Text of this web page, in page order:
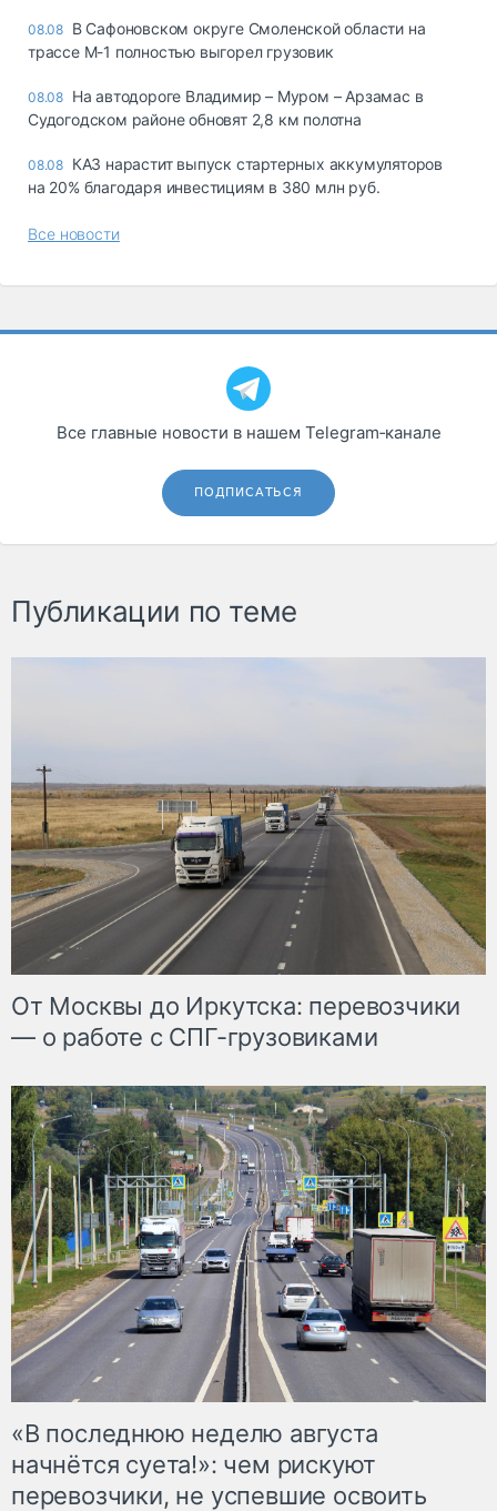
08.08 В Сафоновском округе Смоленской области на
трассе М-1 полностью выгорел грузовик
08.08 На автодороге Владимир – Муром – Арзамас в
Судогодском районе обновят 2,8 км полотна
08.08 КАЗ нарастит выпуск стартерных аккумуляторов
на 20% благодаря инвестициям в 380 млн руб.
Все новости
Все главные новости в нашем Telegram‑канале
ПОДПИСАТЬСЯ
Публикации по теме
От Москвы до Иркутска: перевозчики
— о работе с СПГ-грузовиками
«В последнюю неделю августа
начнётся суета!»: чем рискуют
перевозчики, не успевшие освоить